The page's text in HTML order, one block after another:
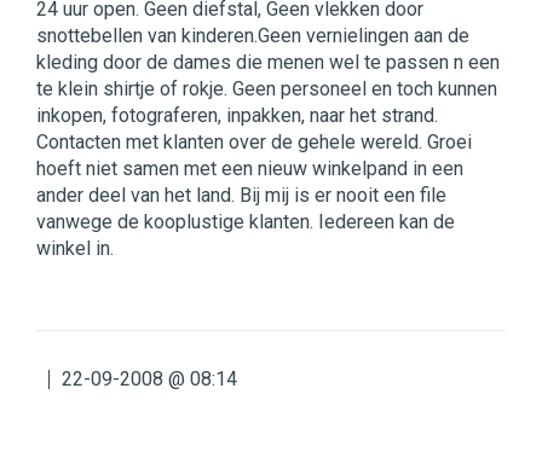
24 uur open. Geen diefstal, Geen vlekken door
snottebellen van kinderen.Geen vernielingen aan de
kleding door de dames die menen wel te passen n een
te klein shirtje of rokje. Geen personeel en toch kunnen
inkopen, fotograferen, inpakken, naar het strand.
Contacten met klanten over de gehele wereld. Groei
hoeft niet samen met een nieuw winkelpand in een
ander deel van het land. Bij mij is er nooit een file
vanwege de kooplustige klanten. Iedereen kan de
winkel in.
22-09-2008 @ 08:14